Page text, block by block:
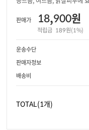
판매가 18,900원
적립금 189원(1%)
운송수단
판매자정보
배송비
TOTAL(1개)